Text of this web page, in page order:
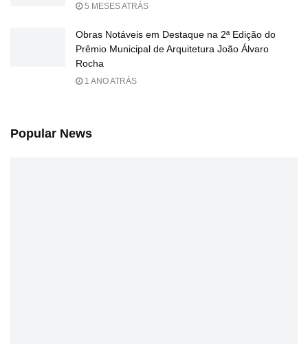
5 MESES ATRÁS
Obras Notáveis em Destaque na 2ª Edição do
Prêmio Municipal de Arquitetura João Álvaro
Rocha
1 ANO ATRÁS
Popular News